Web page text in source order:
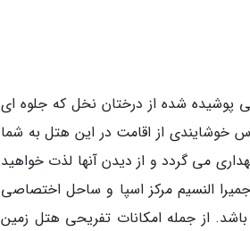
پوشیده شده از درختان نخل که جلوه ای
خوشایندی از اقامت در این هتل به شما
می گردد و از دیدن آنها لذت خواهید
النسیم مرکز اسپا و ساحل اختصاصی
دیدنی دبی نزدیک و دارای خدمات 24 ساعته می باشد. از جمله امکانات تفریحی هتل زمین